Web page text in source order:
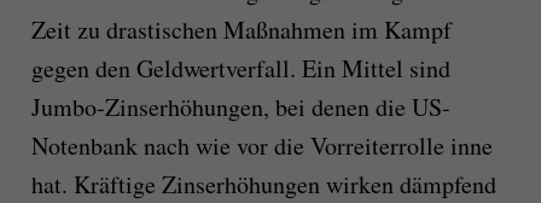
Zeit zu drastischen Maßnahmen im Kampf
gegen den Geldwertverfall. Ein Mittel sind
Jumbo-Zinserhöhungen, bei denen die US-
Notenbank nach wie vor die Vorreiterrolle inne
hat. Kräftige Zinserhöhungen wirken dämpfend